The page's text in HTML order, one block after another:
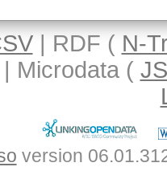
| RDF ( N-
Microdata (